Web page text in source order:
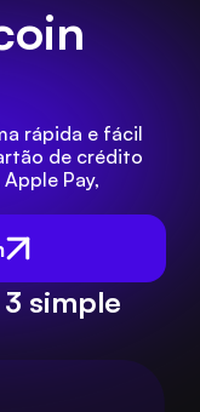
rápida e fácil
de crédito
Pay,
simple